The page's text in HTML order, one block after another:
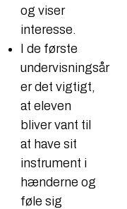
og viser
interesse.
I de første
undervisningsår
er det vigtigt,
at eleven
bliver vant til
at have sit
instrument i
hænderne og
føle sig